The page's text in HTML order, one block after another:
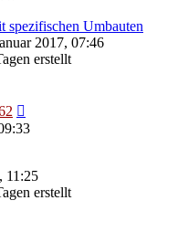
spezifischen Umbauten
2017, 07:46
erstellt
11:25
erstellt